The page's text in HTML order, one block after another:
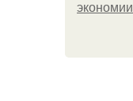
экономии